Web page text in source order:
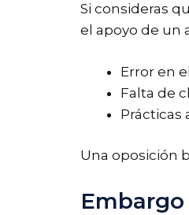
Si consideras
el apoyo de un
Error en
Falta de
Prácticas
Una oposición